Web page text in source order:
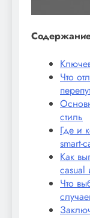
Что
стиль
Где и
smart-
Как
casual
Что